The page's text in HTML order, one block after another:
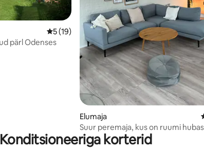
Keskmine hinnang 5/5, 19 hinnangut
5 (19)
pärl Odenses
Elumaja
Suur peremaja, kus on ruumi
Konditsioneeriga korterid